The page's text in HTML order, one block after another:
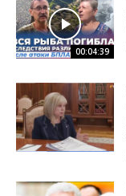
00:04:39